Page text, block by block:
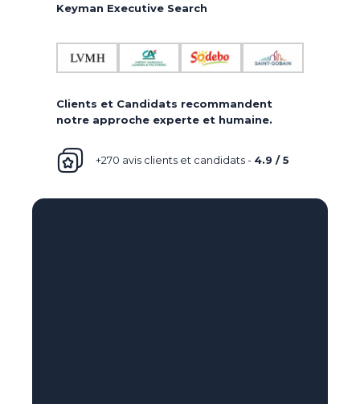
Keyman Executive Search
Clients et Candidats recommandent
notre approche experte et humaine.
+270 avis clients et candidats - 4.9 / 5